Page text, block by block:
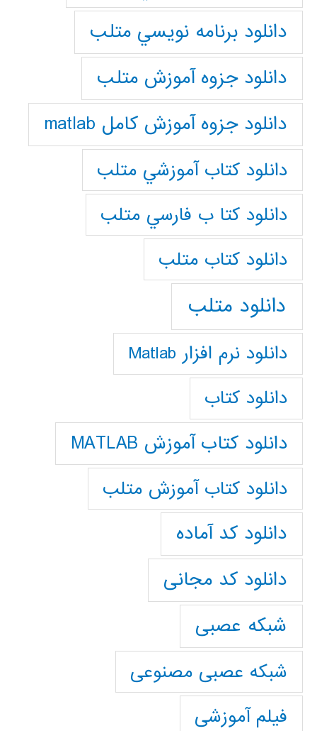
دانلود برنامه نويسي متلب
دانلود جزوه آموزش متلب
دانلود جزوه آموزش کامل matlab
دانلود كتاب آموزشي متلب
دانلود كتا ب فارسي متلب
دانلود كتاب متلب
دانلود متلب
دانلود نرم افزار Matlab
دانلود کتاب
دانلود کتاب آموزش MATLAB
دانلود کتاب آموزش متلب
دانلود کد آماده
دانلود کد مجانی
شبکه عصبی
شبکه عصبی مصنوعی
فیلم آموزشی